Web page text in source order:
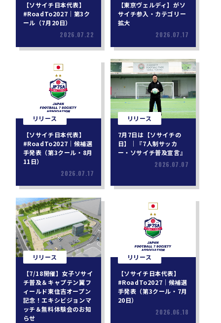
【ソサイチ日本代表】
#RoadTo2027｜第3ク
ール（7月20日）
2026.07.22
【東京ヴェルディ】がソ
サイチ参入・カテゴリー
拡大
2026.07.17
リリース
【ソサイチ日本代表】
#RoadTo2027｜候補選
手発表（第3クール・8月
11日）
2026.07.17
リリース
7月7日は【ソサイチの
日】｜『7人制サッカ
ー・ソサイチ普及宣言』
2026.07.07
リリース
【7/18開催】女子ソサイ
チ普及＆キャプテン翼フ
ィールド東住吉オープン
記念！エキシビジョンマ
ッチ＆無料体験会のお知
らせ
リリース
【ソサイチ日本代表】
#RoadTo2027｜候補選
手発表（第3クール・7月
20日）
2026.06.18